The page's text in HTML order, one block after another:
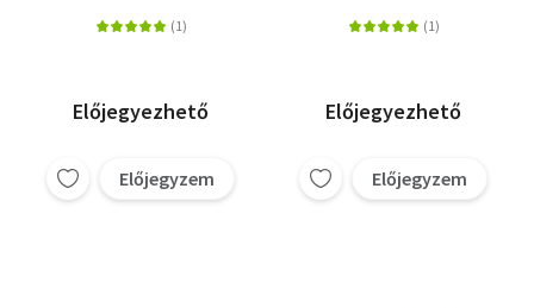
Előjegyezhető
Előjegyzem
Előjegyezhető
Előjegyzem